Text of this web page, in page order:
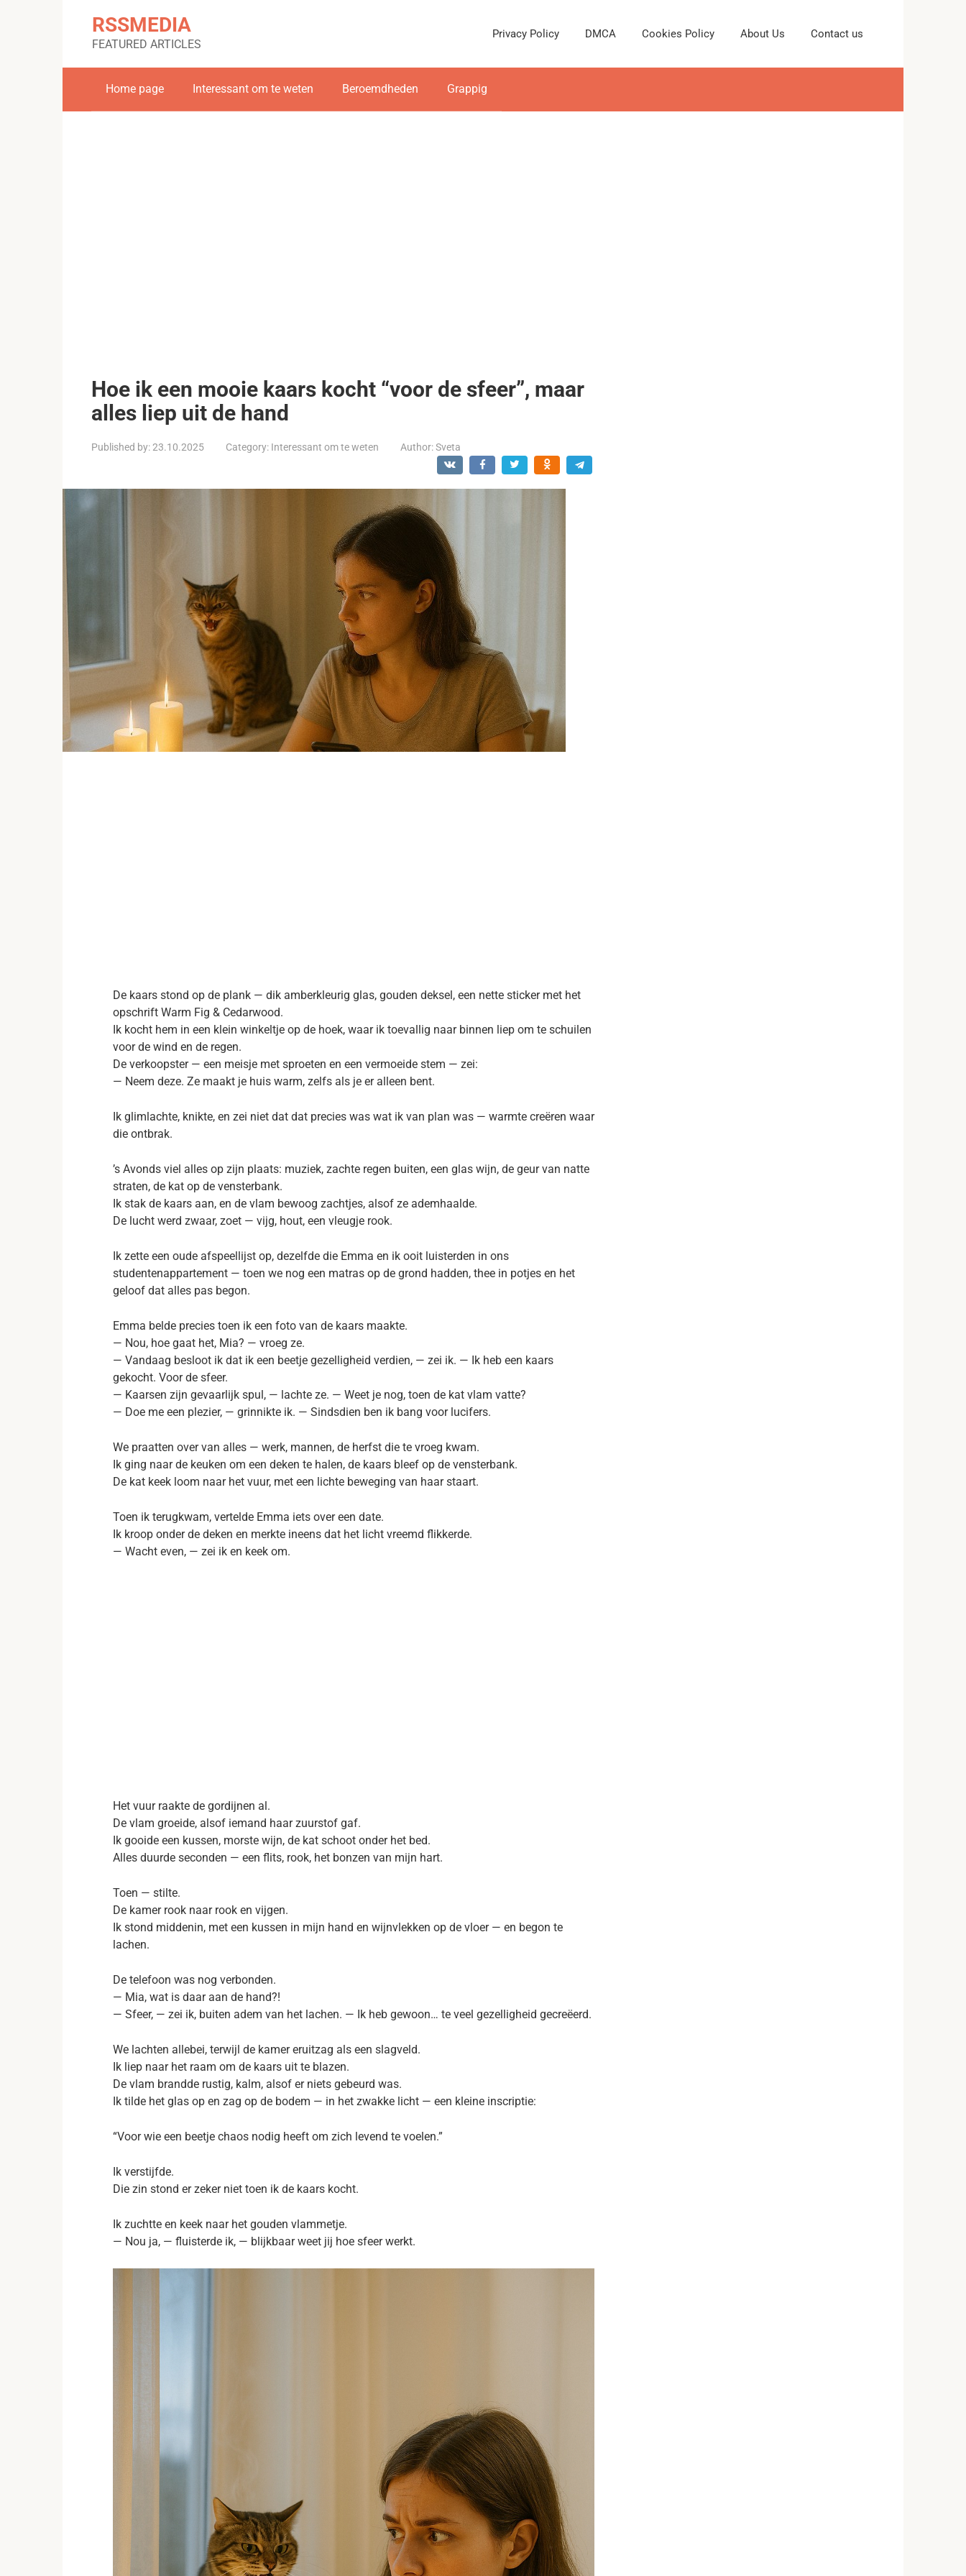
RSSMEDIA
FEATURED ARTICLES
Privacy Policy DMCA Cookies Policy About Us Contact us
Home page Interessant om te weten Beroemdheden Grappig
Hoe ik een mooie kaars kocht “voor de sfeer”, maar
alles liep uit de hand
Published by:23.10.2025 Category: Interessant om te weten Author:Sveta
De kaars stond op de plank — dik amberkleurig glas, gouden deksel, een nette sticker met het
opschrift Warm Fig & Cedarwood.
Ik kocht hem in een klein winkeltje op de hoek, waar ik toevallig naar binnen liep om te schuilen
voor de wind en de regen.
De verkoopster — een meisje met sproeten en een vermoeide stem — zei:
— Neem deze. Ze maakt je huis warm, zelfs als je er alleen bent.
Ik glimlachte, knikte, en zei niet dat dat precies was wat ik van plan was — warmte creëren waar
die ontbrak.
’s Avonds viel alles op zijn plaats: muziek, zachte regen buiten, een glas wijn, de geur van natte
straten, de kat op de vensterbank.
Ik stak de kaars aan, en de vlam bewoog zachtjes, alsof ze ademhaalde.
De lucht werd zwaar, zoet — vijg, hout, een vleugje rook.
Ik zette een oude afspeellijst op, dezelfde die Emma en ik ooit luisterden in ons
studentenappartement — toen we nog een matras op de grond hadden, thee in potjes en het
geloof dat alles pas begon.
Emma belde precies toen ik een foto van de kaars maakte.
— Nou, hoe gaat het, Mia? — vroeg ze.
— Vandaag besloot ik dat ik een beetje gezelligheid verdien, — zei ik. — Ik heb een kaars
gekocht. Voor de sfeer.
— Kaarsen zijn gevaarlijk spul, — lachte ze. — Weet je nog, toen de kat vlam vatte?
— Doe me een plezier, — grinnikte ik. — Sindsdien ben ik bang voor lucifers.
We praatten over van alles — werk, mannen, de herfst die te vroeg kwam.
Ik ging naar de keuken om een deken te halen, de kaars bleef op de vensterbank.
De kat keek loom naar het vuur, met een lichte beweging van haar staart.
Toen ik terugkwam, vertelde Emma iets over een date.
Ik kroop onder de deken en merkte ineens dat het licht vreemd flikkerde.
— Wacht even, — zei ik en keek om.
Het vuur raakte de gordijnen al.
De vlam groeide, alsof iemand haar zuurstof gaf.
Ik gooide een kussen, morste wijn, de kat schoot onder het bed.
Alles duurde seconden — een flits, rook, het bonzen van mijn hart.
Toen — stilte.
De kamer rook naar rook en vijgen.
Ik stond middenin, met een kussen in mijn hand en wijnvlekken op de vloer — en begon te
lachen.
De telefoon was nog verbonden.
— Mia, wat is daar aan de hand?!
— Sfeer, — zei ik, buiten adem van het lachen. — Ik heb gewoon… te veel gezelligheid gecreëerd.
We lachten allebei, terwijl de kamer eruitzag als een slagveld.
Ik liep naar het raam om de kaars uit te blazen.
De vlam brandde rustig, kalm, alsof er niets gebeurd was.
Ik tilde het glas op en zag op de bodem — in het zwakke licht — een kleine inscriptie:
“Voor wie een beetje chaos nodig heeft om zich levend te voelen.”
Ik verstijfde.
Die zin stond er zeker niet toen ik de kaars kocht.
Ik zuchtte en keek naar het gouden vlammetje.
— Nou ja, — fluisterde ik, — blijkbaar weet jij hoe sfeer werkt.